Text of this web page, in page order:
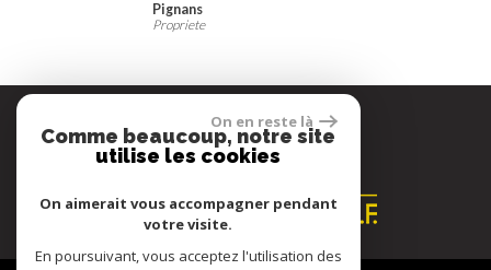
Espace propriétaire
On en reste là
Comme beaucoup, notre site
utilise les cookies
On aimerait vous accompagner pendant
votre visite.
En poursuivant, vous acceptez l'utilisation des